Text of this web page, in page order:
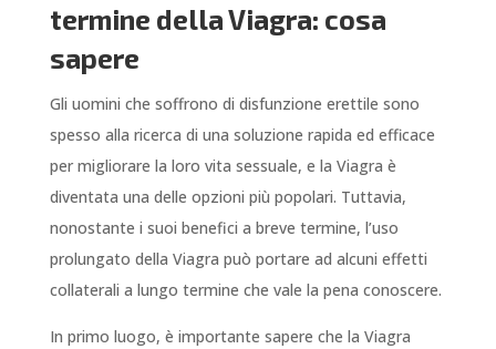
termine della Viagra: cosa
sapere
Gli uomini che soffrono di disfunzione erettile sono
spesso alla ricerca di una soluzione rapida ed efficace
per migliorare la loro vita sessuale, e la Viagra è
diventata una delle opzioni più popolari. Tuttavia,
nonostante i suoi benefici a breve termine, l’uso
prolungato della Viagra può portare ad alcuni effetti
collaterali a lungo termine che vale la pena conoscere.
In primo luogo, è importante sapere che la Viagra